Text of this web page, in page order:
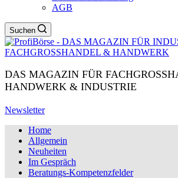
AGB
Suchen
DAS MAGAZIN FÜR
HANDWERK & INDUSTRIE
Newsletter
Home
Allgemein
Neuheiten
Im Gespräch
Beratungs-Kompetenzfelder